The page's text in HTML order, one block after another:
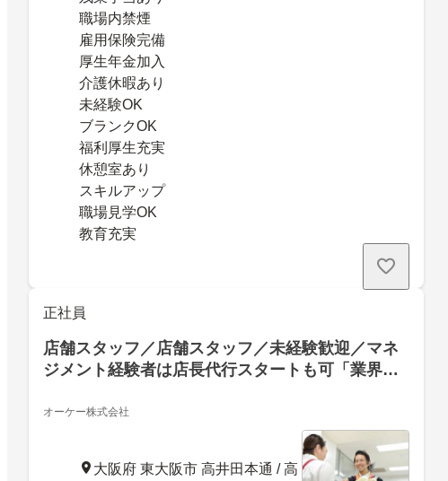
職場内禁煙
雇用保険完備
厚生年金加入
介護休暇あり
未経験OK
ブランクOK
福利厚生充実
休憩室あり
スキルアップ
職場見学OK
教育充実
正社員
店舗スタッフ／店舗スタッフ／未経験歓迎／マネ
ジメント経験者は店長代行スタートも可「業界不
オーケー株式会社
大阪府 東大阪市 高井田本通 / 高